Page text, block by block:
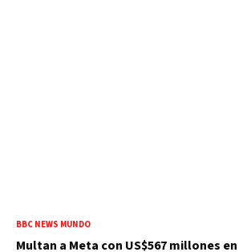
BBC NEWS MUNDO
Multan a Meta con US$567 millones en